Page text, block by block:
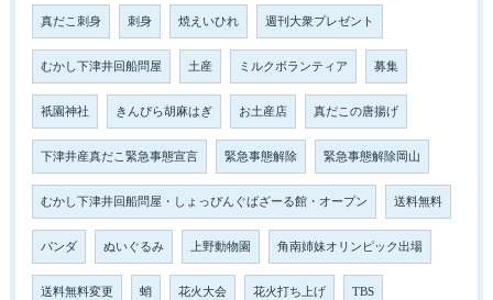
真だこ刺身 刺身 焼えいひれ 週刊大衆プレゼント
むかし下津井回船問屋 土産 ミルクボランティア 募集
祇園神社 きんぴら胡麻はぎ お土産店 真だこの唐揚げ
下津井産真だこ緊急事態宣言 緊急事態解除 緊急事態解除岡山
むかし下津井回船問屋・しょっぴんぐばざーる館・オープン 送料無料
パンダ ぬいぐるみ 上野動物園 角南姉妹オリンピック出場
送料無料変更 蛸 花火大会 花火打ち上げ TBS